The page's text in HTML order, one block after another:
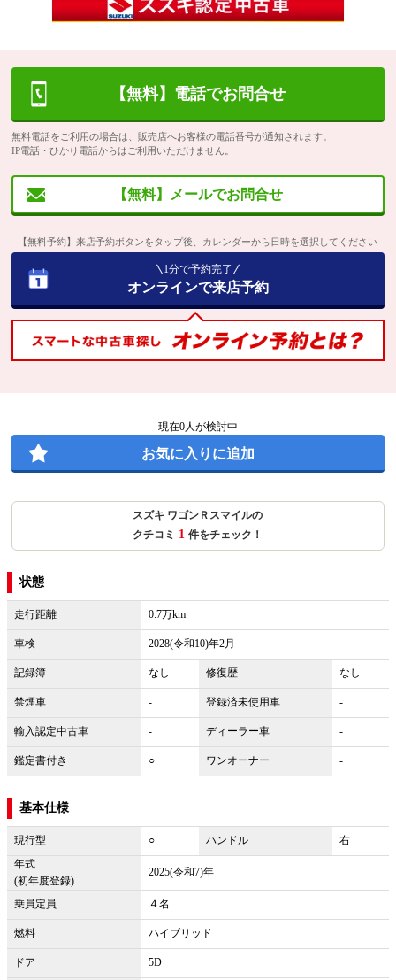
【無料】電話でお問合せ
無料電話をご利用の場合は、販売店へお客様の電話番号が通知されます。
IP電話・ひかり電話からはご利用いただけません。
【無料】メールでお問合せ
【無料予約】来店予約ボタンをタップ後、カレンダーから日時を選択してください
1分で予約完了
オンラインで来店予約
現在0人が検討中
お気に入りに追加
スズキ ワゴンＲスマイルの
クチコミ 1 件をチェック！
状態
走行距離 0.7万km
車検 2028(令和10)年2月
記録簿 なし 修復歴 なし
禁煙車 - 登録済未使用車 -
輸入認定中古車 - ディーラー車 -
鑑定書付き ○ ワンオーナー -
基本仕様
現行型 ○ ハンドル
右
年式
(初年度登録)
2025(令和7)年
乗員定員 ４名
燃料 ハイブリッド
ドア 5D